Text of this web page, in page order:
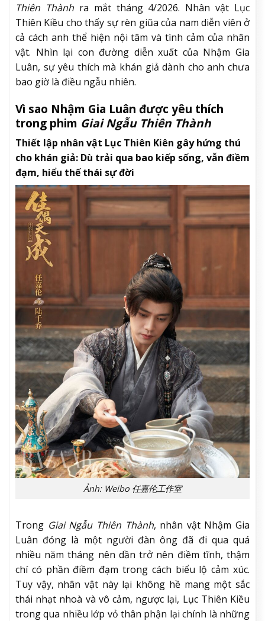
Thiên Thànhra mắt tháng 4/2026. Nhân vật Lục
Thiên Kiều cho thấy sự rèn giũa của nam diễn viên ở
cả cách anh thể hiện nội tâm và tình cảm của nhân
vật. Nhìn lại con đường diễn xuất của Nhậm Gia
Luân, sự yêu thích mà khán giả dành cho anh chưa
bao giờ là điều ngẫu nhiên.
Vì sao Nhậm Gia Luân được yêu thích
trong phim Giai Ngẫu Thiên Thành
Thiết lập nhân vật Lục Thiên Kiên gây hứng thú
cho khán giả: Dù trải qua bao kiếp sống, vẫn điềm
đạm, hiểu thế thái sự đời
Ảnh: Weibo 任嘉伦工作室
Trong Giai Ngẫu Thiên Thành, nhân vật Nhậm Gia
Luân đóng là một người đàn ông đã đi qua quá
nhiều năm tháng nên dần trở nên điềm tĩnh, thậm
chí có phần điềm đạm trong cách biểu lộ cảm xúc.
Tuy vậy, nhân vật này lại không hề mang một sắc
thái nhạt nhoà và vô cảm, ngược lại, Lục Thiên Kiều
trong qua nhiều lớp vỏ thân phận lại chính là những